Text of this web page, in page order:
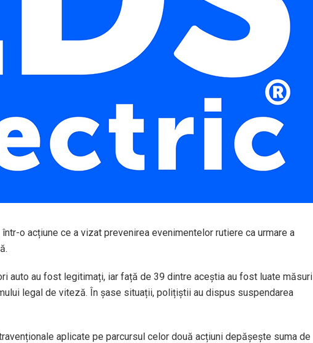
o acțiune ce a vizat prevenirea evenimentelor rutiere ca urmare a
auto au fost legitimați, iar față de 39 dintre aceștia au fost luate măsuri
legal de viteză. În șase situații, polițiștii au dispus suspendarea
aplicate pe parcursul celor două acțiuni depășește suma de